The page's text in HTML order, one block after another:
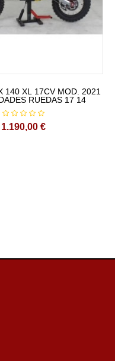
140 XL 17CV MOD. 2021
RUEDAS 17 14
1.190,00 €